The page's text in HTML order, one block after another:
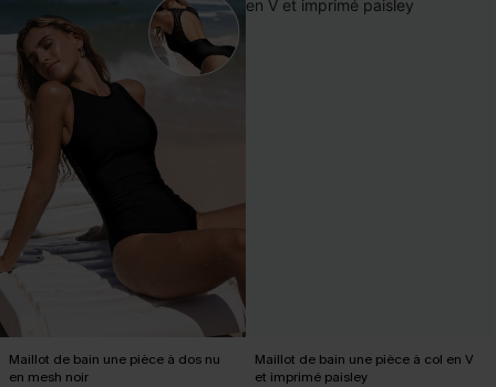
Maillot de bain une pièce à dos nu
en mesh noir
Maillot de bain une pièce à col en V
et imprimé paisley